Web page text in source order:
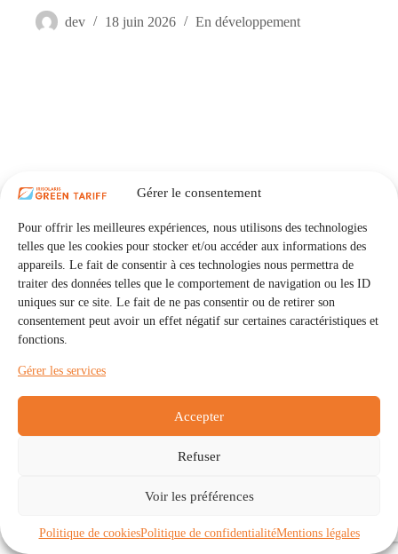
Gérer le consentement
Pour offrir les meilleures expériences, nous utilisons des technologies
telles que les cookies pour stocker et/ou accéder aux informations des
appareils. Le fait de consentir à ces technologies nous permettra de
traiter des données telles que le comportement de navigation ou les ID
uniques sur ce site. Le fait de ne pas consentir ou de retirer son
consentement peut avoir un effet négatif sur certaines caractéristiques et
fonctions.
Gérer les services
Accepter
Refuser
Voir les préférences
Politique de cookiesPolitique de confidentialitéMentions légales
dev 18 juin 2026 En développement
Communautés
À propos
Politique de cookies (UE)